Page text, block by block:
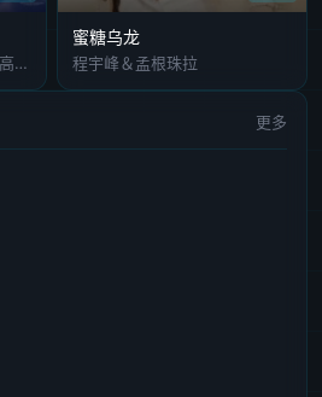
加藤清史郎,萩原护,奥野壮,高桥侃,伊藤明日阳,桃儿,吉泽要人,骏河太郎,南琴奈,吉田晴登,仲野温,吉村界人
蜜糖乌龙
程宇峰＆孟根珠拉
更多